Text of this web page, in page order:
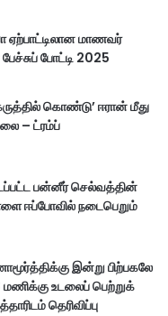
ஏற்பாட்டிலான மாணவர்
போட்டி 2025
கொண்டு’ ஈரான் மீது
– ட்ரம்ப்
பன்னீர் செல்வத்தின்
ஈப்போவில் நடைபெறும்
இன்று பிற்பகலே
மணிக்கு உடலைப் பெற்றுக்
தெரிவிப்பு